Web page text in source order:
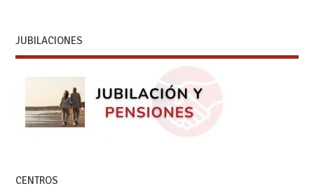
JUBILACIONES
CENTROS